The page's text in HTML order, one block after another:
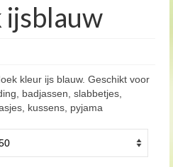
kleur ijs blauw. Geschikt voor
badjassen, slabbetjes,
kussens, pyjama